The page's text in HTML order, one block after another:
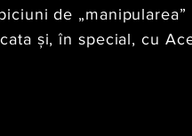
de
și, în special, cu